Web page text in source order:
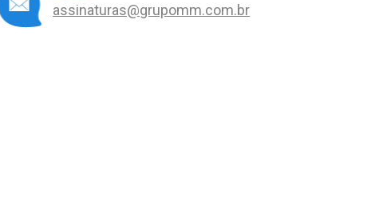
assinaturas@grupomm.com.br